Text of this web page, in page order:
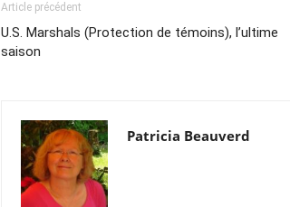
Article précédent
U.S. Marshals (Protection de témoins), l’ultime
saison
Patricia Beauverd